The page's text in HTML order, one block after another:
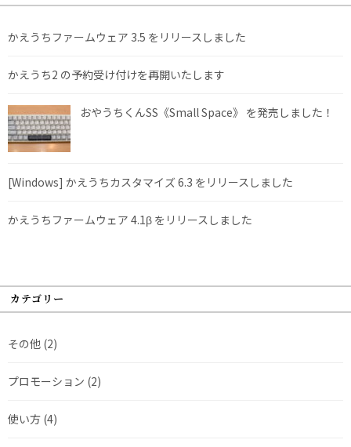
かえうちファームウェア 3.5 をリリースしました
かえうち2 の予約受け付けを再開いたします
おやうちくんSS《Small Space》 を発売しました！
[Windows] かえうちカスタマイズ 6.3 をリリースしました
かえうちファームウェア 4.1β をリリースしました
カテゴリー
その他 (2)
プロモーション (2)
使い方 (4)